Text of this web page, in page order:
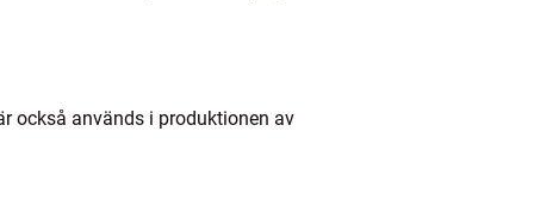
också används i produktionen av